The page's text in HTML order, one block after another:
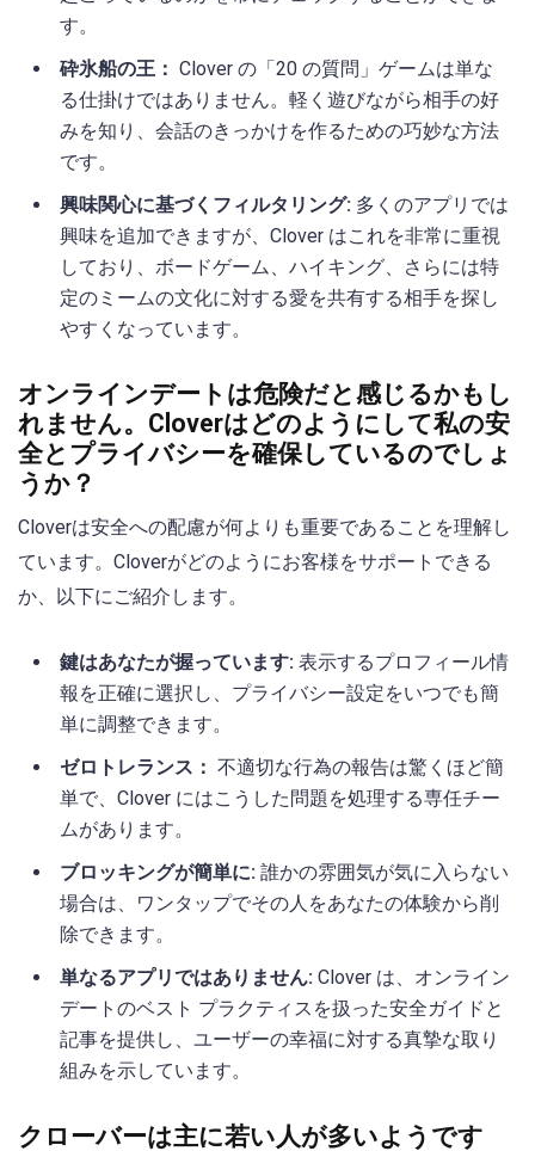
す。
砕氷船の王： Clover の「20 の質問」ゲームは単な
る仕掛けではありません。軽く遊びながら相手の好
みを知り、会話のきっかけを作るための巧妙な方法
です。
興味関心に基づくフィルタリング: 多くのアプリでは
興味を追加できますが、Clover はこれを非常に重視
しており、ボードゲーム、ハイキング、さらには特
定のミームの文化に対する愛を共有する相手を探し
やすくなっています。
オンラインデートは危険だと感じるかもし
れません。Cloverはどのようにして私の安
全とプライバシーを確保しているのでしょ
うか？
Cloverは安全への配慮が何よりも重要であることを理解し
ています。Cloverがどのようにお客様をサポートできる
か、以下にご紹介します。
鍵はあなたが握っています: 表示するプロフィール情
報を正確に選択し、プライバシー設定をいつでも簡
単に調整できます。
ゼロトレランス： 不適切な行為の報告は驚くほど簡
単で、Clover にはこうした問題を処理する専任チー
ムがあります。
ブロッキングが簡単に: 誰かの雰囲気が気に入らない
場合は、ワンタップでその人をあなたの体験から削
除できます。
単なるアプリではありません: Clover は、オンライン
デートのベスト プラクティスを扱った安全ガイドと
記事を提供し、ユーザーの幸福に対する真摯な取り
組みを示しています。
クローバーは主に若い人が多いようです